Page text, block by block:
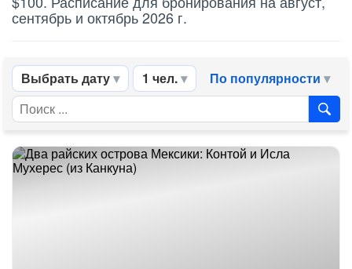
сентябрь и октябрь 2026 г.
Выбрать дату 1 чел. По популярности